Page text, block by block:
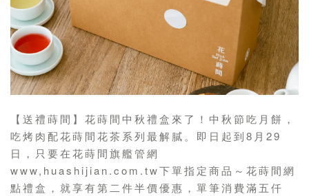
【送禮蒔間】花蒔間中秋禮盒來了！中秋節吃月餅，
吃烤肉配花蒔間花茶系列最解膩。即日起到8月29
日，只要在花蒔間旗艦管網
www,huashijian.com.tw下單指定商品～花蒔間網
點禮盒，就享有第二件半價優惠，單筆消費滿五仟